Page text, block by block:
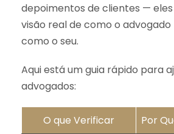
depoimentos de clientes —
visão real de como o
como o seu.
Aqui está um guia rápido para
advogados:
O que Verificar
Por